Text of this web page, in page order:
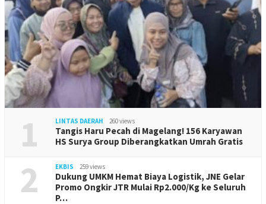
1 LINTAS DAERAH 260 views
Tangis Haru Pecah di Magelang! 156 Karyawan
HS Surya Group Diberangkatkan Umrah Gratis
2 EKBIS 259 views
Dukung UMKM Hemat Biaya Logistik, JNE Gelar
Promo Ongkir JTR Mulai Rp2.000/Kg ke Seluruh
P…